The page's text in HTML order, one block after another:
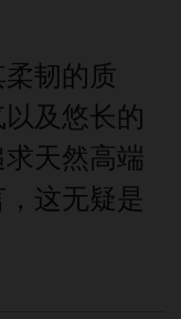
韧的质
及悠长的
天然高端
这无疑是